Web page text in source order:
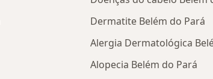
Dermatite Belém do Pará
Alergia Dermatológica
Alopecia Belém do Pará